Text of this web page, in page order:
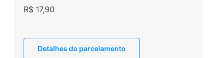
R$17,90
Detalhes do parcelamento